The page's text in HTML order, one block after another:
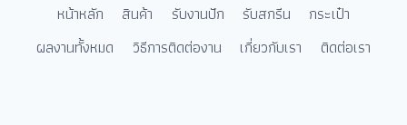
หน้าหลัก สินค้า รับงานปัก รับสกรีน
กระเป๋า
ผลงานทั้งหมด
วิธีการติดต่องาน เกี่ยวกับเรา ติดต่อเรา